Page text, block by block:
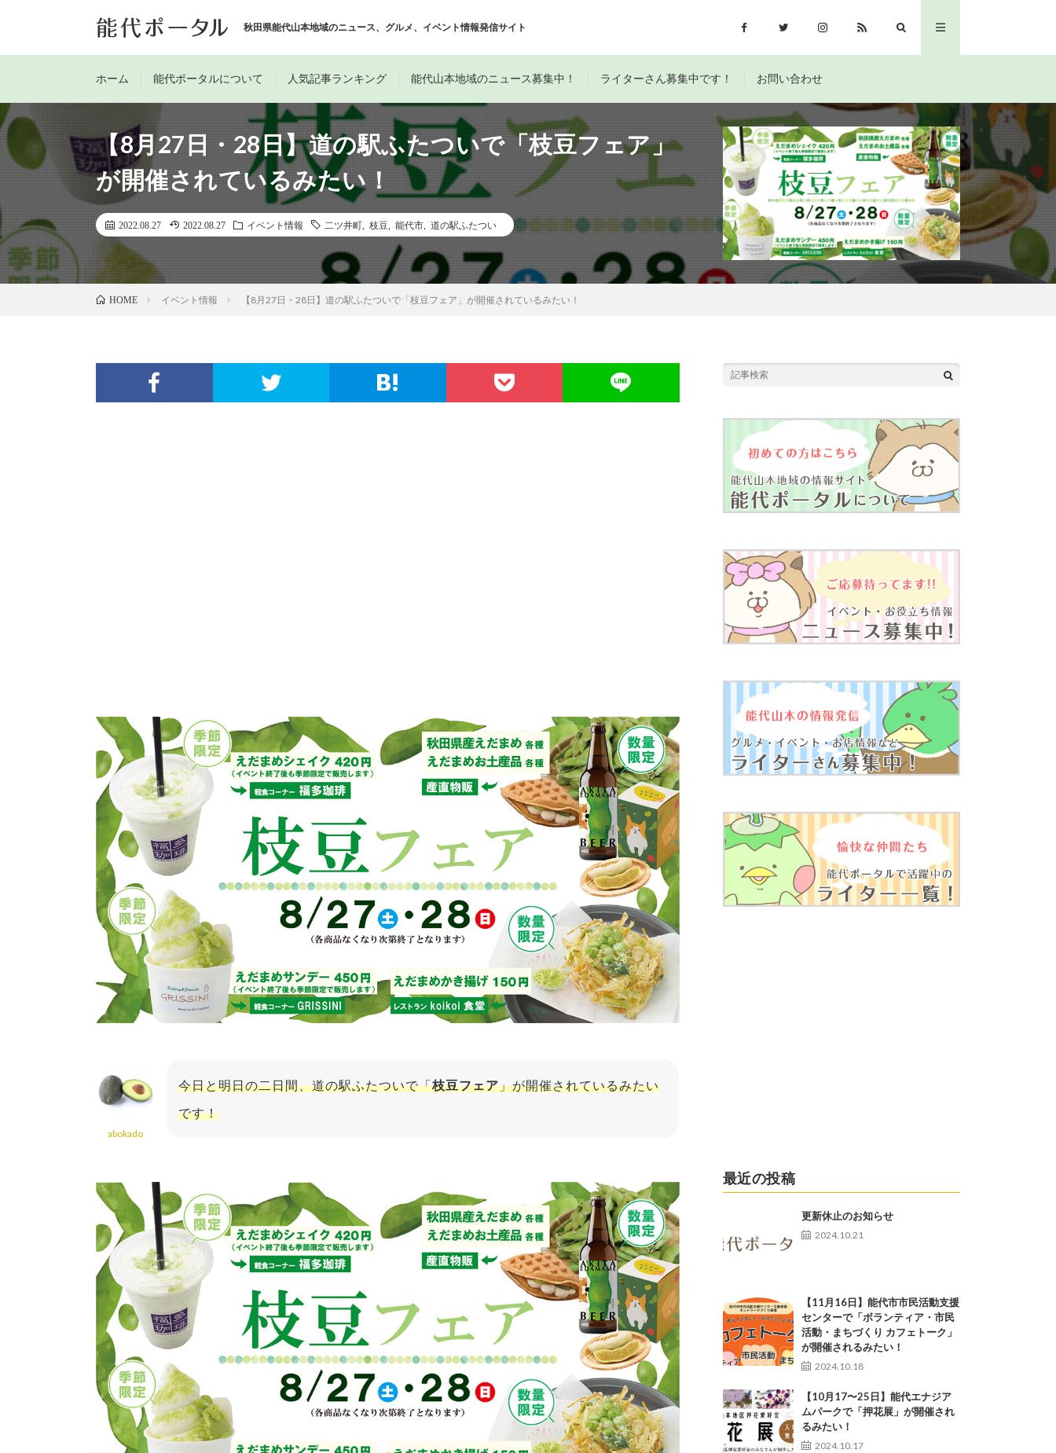
秋田県能代山本地域のニュース、グルメ、イベント情報発信サイト
ホーム 能代ポータルについて 人気記事ランキング 能代山本地域のニュース募集中！ ライターさん募集中です！ お問い合わせ
【8月27日・28日】道の駅ふたついで「枝豆フェア」
が開催されているみたい！
2022.08.27 2022.08.27 イベント情報 二ツ井町 枝豆 能代市 道の駅ふたつい
HOME イベント情報 【8月27日・28日】道の駅ふたついで「枝豆フェア」が開催されているみたい！
abokado
今日と明日の二日間、道の駅ふたついで「枝豆フェア」が開催されているみたい
です！
最近の投稿
更新休止のお知らせ
2024.10.21
【11月16日】能代市市民活動支援
センターで「ボランティア・市民
活動・まちづくり カフェトーク」
が開催されるみたい！
2024.10.18
【10月17〜25日】能代エナジア
ムパークで「押花展」が開催され
るみたい！
2024.10.17